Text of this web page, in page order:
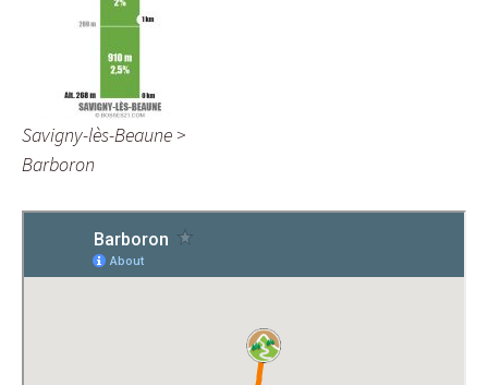
Savigny-lès-Beaune >
Barboron